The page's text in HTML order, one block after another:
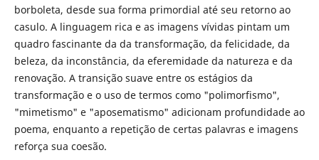
borboleta, desde sua forma primordial até seu retorno ao
casulo. A linguagem rica e as imagens vívidas pintam um
quadro fascinante da da transformação, da felicidade, da
beleza, da inconstância, da eferemidade da natureza e da
renovação. A transição suave entre os estágios da
transformação e o uso de termos como "polimorfismo",
"mimetismo" e "aposematismo" adicionam profundidade ao
poema, enquanto a repetição de certas palavras e imagens
reforça sua coesão.